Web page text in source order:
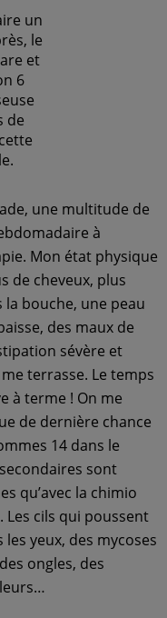
un
le
et
6
de
une multitude de
à
Mon état physique
de cheveux, plus
la bouche, une peau
des maux de
sévère et
terrasse. Le temps
à terme ! On me
de dernière chance
14 dans le
sont
qu’avec la chimio
Les cils qui poussent
yeux, des mycoses
ongles, des